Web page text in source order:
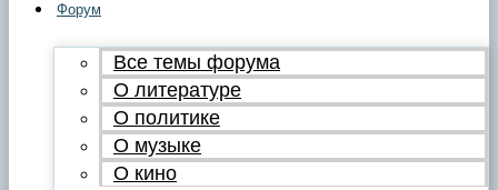
Форум
Все темы форума
О литературе
О политике
О музыке
О кино